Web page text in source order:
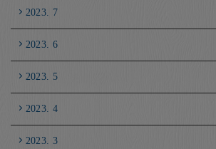
2023. 7
2023. 6
2023. 5
2023. 4
2023. 3